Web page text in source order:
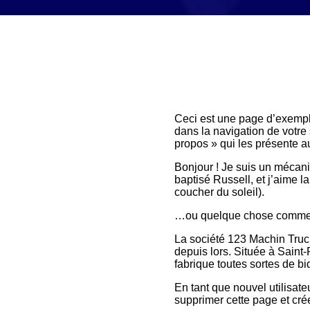
Ceci est une page
dans la navigation de
propos » qui les présente
Bonjour ! Je suis un
baptisé Russell, et j’aime
coucher du soleil).
…ou quelque chose
La société 123 Machin
depuis lors. Située à
fabrique toutes sortes de
En tant que nouvel
supprimer cette page et